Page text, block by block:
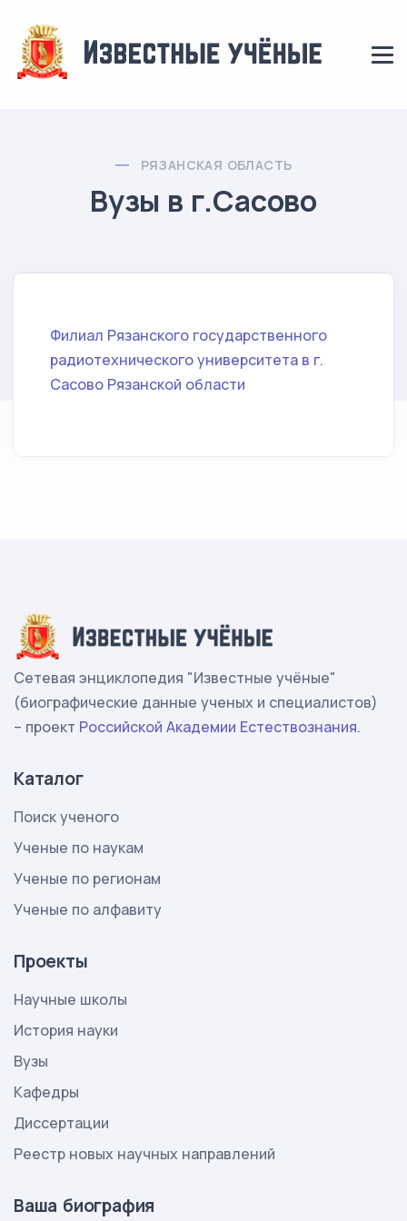
РЯЗАНСКАЯ ОБЛАСТЬ
Вузы в г.Сасово
Филиал Рязанского государственного
радиотехнического университета в г.
Сасово Рязанской области
Сетевая энциклопедия "Известные учёные"
(биографические данные ученых и специалистов)
– проект Российской Академии Естествознания.
Каталог
Поиск ученого
Ученые по наукам
Ученые по регионам
Ученые по алфавиту
Проекты
Научные школы
История науки
Вузы
Кафедры
Диссертации
Реестр новых научных направлений
Ваша биография